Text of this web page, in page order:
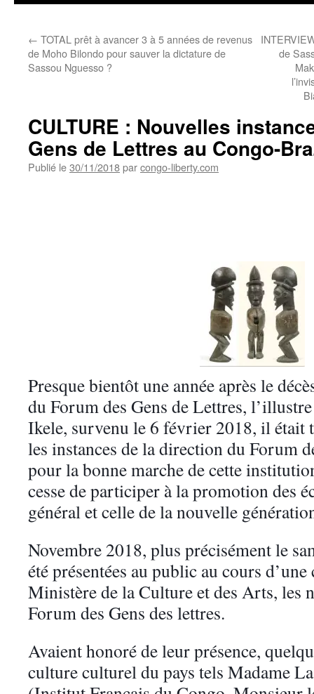
← TOTAL prêt à avancer 3 à 5 années de revenus
de Moho Bilondo pour sauver la dictature de
Sassou Nguesso ?
de
CULTURE : Nouvelles
Gens de Lettres au Congo-
Publié le30/11/2018parcongo-liberty.com
Presque bientôt une année après le
du Forum des Gens de Lettres,
Ikele, survenu le 6 février 2018, il était
les instances de la direction du Forum
pour la bonne marche de cette
cesse de participer à la promotion des
général et celle de la nouvelle
Novembre 2018, plus précisément le
été présentées au public au cours
Ministère de la Culture et des Arts, les
Forum des Gens des lettres.
Avaient honoré de leur présence,
culture culturel du pays tels Madame